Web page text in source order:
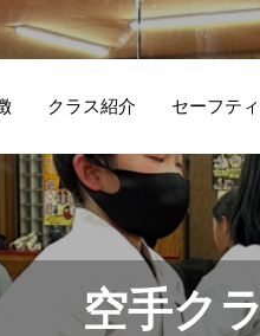
クラス紹介 セーフテ
空手ク